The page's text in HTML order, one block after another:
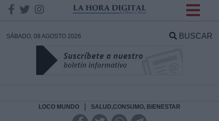
SÁBADO, 08 AGOSTO 2026 BUSCAR
LOCO MUNDO SALUD,CONSUMO, BIENESTAR
DATOS
Responsable: